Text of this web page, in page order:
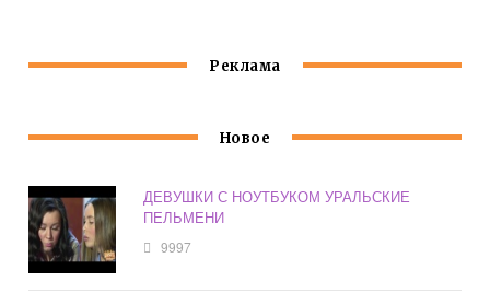
Реклама
Новое
ДЕВУШКИ С НОУТБУКОМ УРАЛЬСКИЕ
ПЕЛЬМЕНИ
9997